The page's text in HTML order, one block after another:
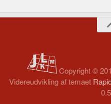
Copyright ©
Videreudvikling af temaet